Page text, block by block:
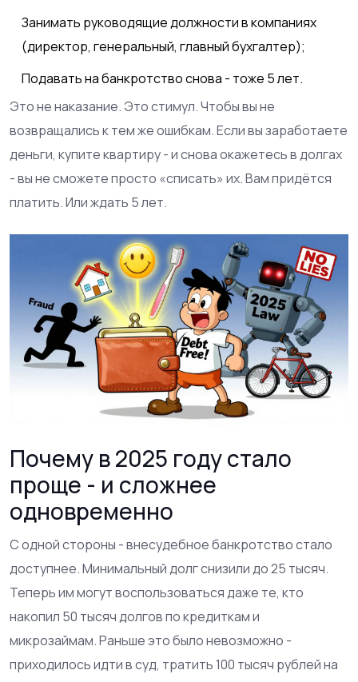
Занимать руководящие должности в компаниях
(директор, генеральный, главный бухгалтер);
Подавать на банкротство снова - тоже 5 лет.
Это не наказание. Это стимул. Чтобы вы не
возвращались к тем же ошибкам. Если вы заработаете
деньги, купите квартиру - и снова окажетесь в долгах
- вы не сможете просто «списать» их. Вам придётся
платить. Или ждать 5 лет.
Почему в 2025 году стало
проще - и сложнее
одновременно
С одной стороны - внесудебное банкротство стало
доступнее. Минимальный долг снизили до 25 тысяч.
Теперь им могут воспользоваться даже те, кто
накопил 50 тысяч долгов по кредиткам и
микрозаймам. Раньше это было невозможно -
приходилось идти в суд, тратить 100 тысяч рублей на